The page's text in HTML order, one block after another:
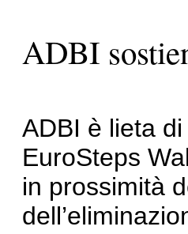
ADBI
ADBI è lieta
EuroSteps
in prossimità